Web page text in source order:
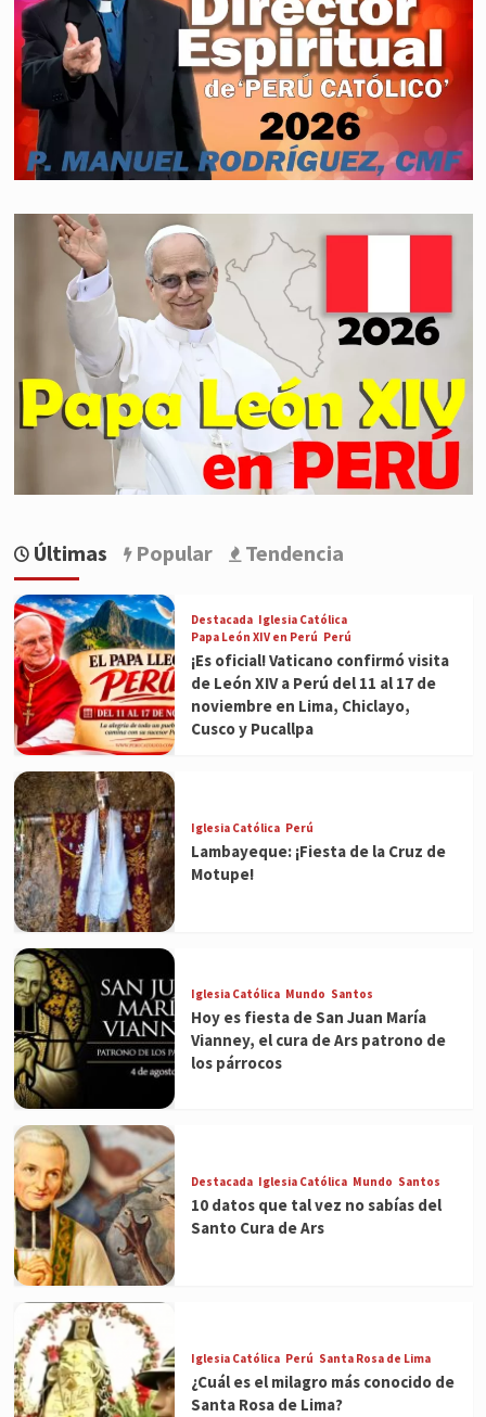
Últimas Popular Tendencia
Destacada Iglesia Católica
Papa León XIV en Perú Perú
¡Es oficial! Vaticano confirmó visita
de León XIV a Perú del 11 al 17 de
noviembre en Lima, Chiclayo,
Cusco y Pucallpa
Iglesia Católica Perú
Lambayeque: ¡Fiesta de la Cruz de
Motupe!
Iglesia Católica Mundo Santos
Hoy es fiesta de San Juan María
Vianney, el cura de Ars patrono de
los párrocos
Destacada Iglesia Católica Mundo Santos
10 datos que tal vez no sabías del
Santo Cura de Ars
Iglesia Católica Perú Santa Rosa de Lima
¿Cuál es el milagro más conocido de
Santa Rosa de Lima?